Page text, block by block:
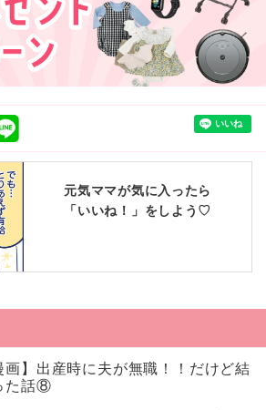
元気ママが気に入ったら
「いいね！」をしよう♡
画】出産時に夫が無職！！だけど結
た話⑧